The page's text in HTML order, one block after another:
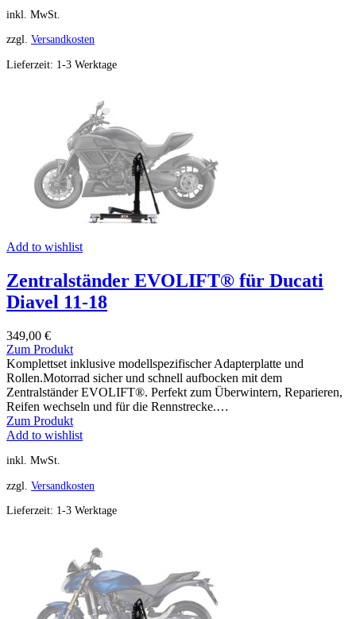
inkl. MwSt.
zzgl. Versandkosten
Lieferzeit: 1-3 Werktage
Add to wishlist
Zentralständer EVOLIFT® für Ducati
Diavel 11-18
349,00 €
Zum Produkt
Komplettset inklusive modellspezifischer Adapterplatte und
Rollen.Motorrad sicher und schnell aufbocken mit dem
Zentralständer EVOLIFT®. Perfekt zum Überwintern, Reparieren,
Reifen wechseln und für die Rennstrecke.…
Zum Produkt
Add to wishlist
inkl. MwSt.
zzgl. Versandkosten
Lieferzeit: 1-3 Werktage